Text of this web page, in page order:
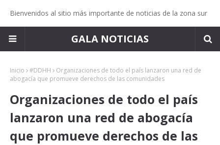
Bienvenidos al sitio más importante de noticias de la zona sur
GALA NOTICIAS
Inicio #DDHH
Organizaciones de todo el país lanzaron una red de
abogacía que promueve derechos de las comunidades
Organizaciones de todo el país
lanzaron una red de abogacía
que promueve derechos de las